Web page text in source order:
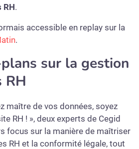
RH.
accessible en replay sur la
.
sur la gestion
RH
maître de vos données, soyez
RH ! », deux experts de Cegid
focus sur la manière de maîtriser
RH et la conformité légale, tout